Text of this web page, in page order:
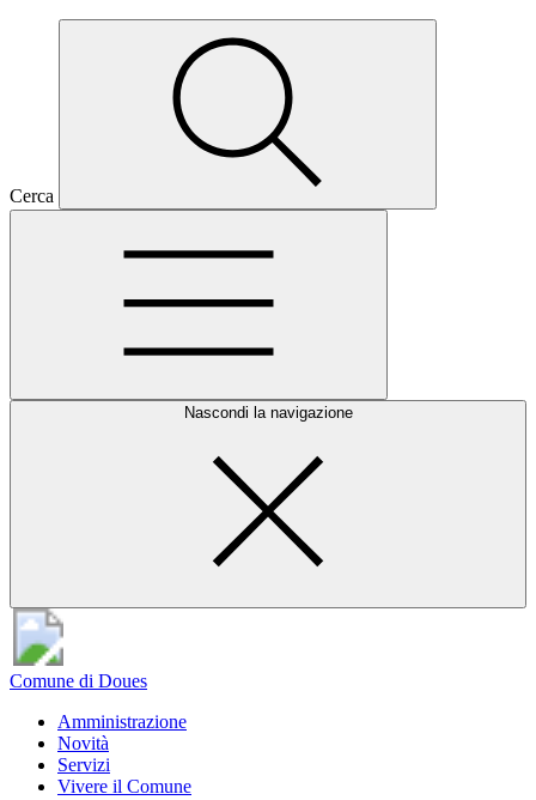
Cerca
Nascondi la navigazione
Comune di Doues
Amministrazione
Novità
Servizi
Vivere il Comune